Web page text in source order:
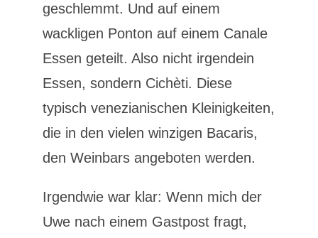
geschlemmt. Und auf einem
wackligen Ponton auf einem Canale
Essen geteilt. Also nicht irgendein
Essen, sondern Cichèti. Diese
typisch venezianischen Kleinigkeiten,
die in den vielen winzigen Bacaris,
den Weinbars angeboten werden.
Irgendwie war klar: Wenn mich der
Uwe nach einem Gastpost fragt,